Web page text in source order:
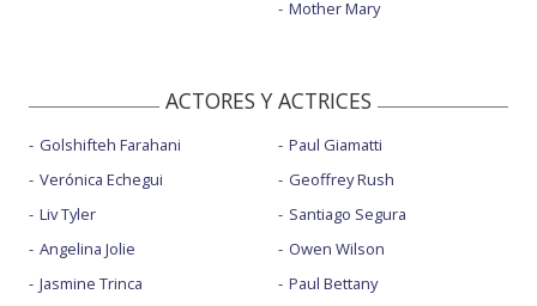
Mother Mary
ACTORES Y ACTRICES
Golshifteh Farahani
Verónica Echegui
Liv Tyler
Angelina Jolie
Jasmine Trinca
Paul Giamatti
Geoffrey Rush
Santiago Segura
Owen Wilson
Paul Bettany